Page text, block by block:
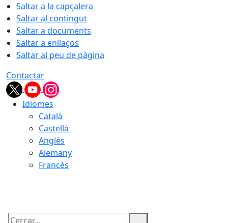
Saltar a la capçalera
Saltar al contingut
Saltar a documents
Saltar a enllaços
Saltar al peu de pàgina
Contactar
Idiomes
Català
Castellà
Anglès
Alemany
Francès